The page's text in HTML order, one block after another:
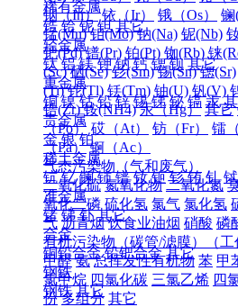
铟（In） 铱（Ir） 锇（Os） 镧
锰(Mn) 钼(Mo) 钠(Na) 铌(Nb)
钯(Pd) 镨(Pr) 铂(Pt) 铷(Rb) 铼
(Sc) 硒(Se) 钐(Sm) 锡(Sn) 锶(Sr)
(Ti) 铊(Tl) 铥(Tm) 铀(U) 钒(V)
锆(Zr) 铵(NH4) 汞（Hg） 其它
（Po） 砹（At） 钫（Fr） 镭
（Pa） 锕（Ac）
气态污染物（气和废气）
二氧化硫 氮氧化物 二氧化氮
氧化二磷 硫化氢 氯气 氯化氢
气 沥青烟 饮食业油烟 硝酸 磷
有机污染物（碳管/滤膜）（工
甲醛 氨 总挥发性有机物 苯 甲
氯甲烷 四氯化碳 三氯乙烯 四
份 多组分 其它
稀有金属
锆 铪 铌 钽 其它
轻金属
钛 铝 镁 钾 钠 钙 锶 钡 其它
重金属
铜 镍 钴 铅 锌 锡 锑 铋 镉 汞
贵金属
金 银 铂
稀土金属
钪 钇 镧 铈 镨 钕 钷 钐 铕 钆 铽
准金属
锗 锑 钋 其它
合金
铜铅合金 铅钯合金 其它
钢铁
钢铁 其它